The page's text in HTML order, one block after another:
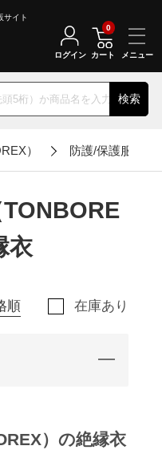
サイト
検索
ログイン カート
0
） 防護/保護服
衣
順 在庫あり
）の絶縁衣